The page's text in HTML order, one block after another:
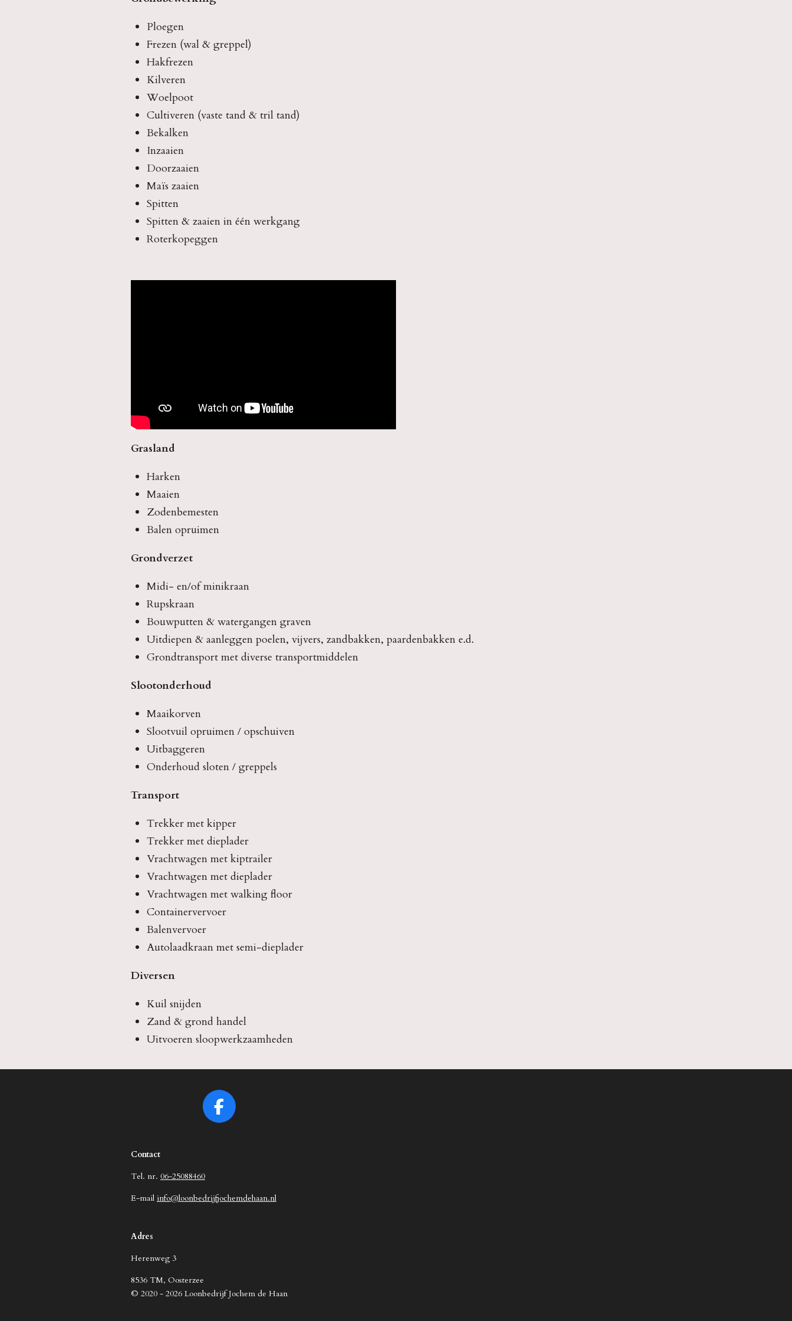
Ploegen
Frezen (wal & greppel)
Hakfrezen
Kilveren
Woelpoot
Cultiveren (vaste tand & tril tand)
Bekalken
Inzaaien
Doorzaaien
Maïs zaaien
Spitten
Spitten & zaaien in één werkgang
Roterkopeggen
Grasland
Harken
Maaien
Zodenbemesten
Balen opruimen
Grondverzet
Midi- en/of minikraan
Rupskraan
Bouwputten & watergangen graven
Uitdiepen & aanleggen poelen, vijvers, zandbakken, paardenbakken e.d.
Grondtransport met diverse transportmiddelen
Slootonderhoud
Maaikorven
Slootvuil opruimen / opschuiven
Uitbaggeren
Onderhoud sloten / greppels
Transport
Trekker met kipper
Trekker met dieplader
Vrachtwagen met kiptrailer
Vrachtwagen met dieplader
Vrachtwagen met walking floor
Containervervoer
Balenvervoer
Autolaadkraan met semi-dieplader
Diversen
Kuil snijden
Zand & grond handel
Uitvoeren sloopwerkzaamheden
F
o
Contact
Tel. nr. 06-25088460
E-mail info@loonbedrijfjochemdehaan.nl
Adres
Herenweg 3
8536 TM, Oosterzee
© 2020 - 2026 Loonbedrijf Jochem de Haan